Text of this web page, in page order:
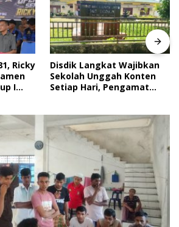
Ricky
I
Disdik Langkat Wajibkan
Sekolah Unggah Konten
Setiap Hari, Pengamat